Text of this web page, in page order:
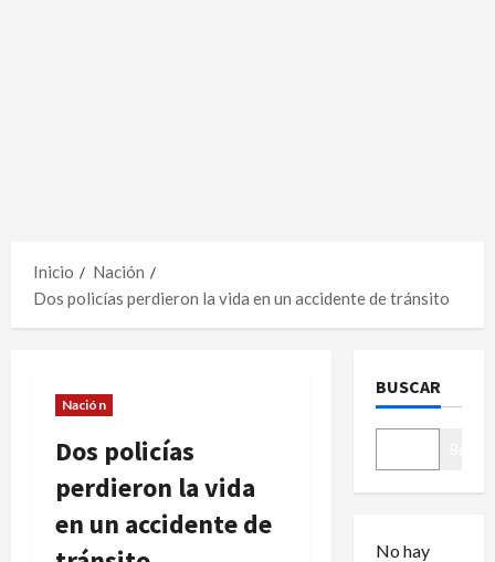
Inicio
Nación
Dos policías perdieron la vida en un accidente de tránsito
Nación
Dos policías
perdieron la vida
en un accidente de
BUSCAR
No hay